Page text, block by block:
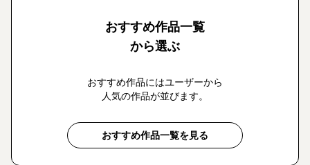
おすすめ作品一覧
から選ぶ
おすすめ作品にはユーザーから
人気の作品が並びます。
おすすめ作品一覧を見る